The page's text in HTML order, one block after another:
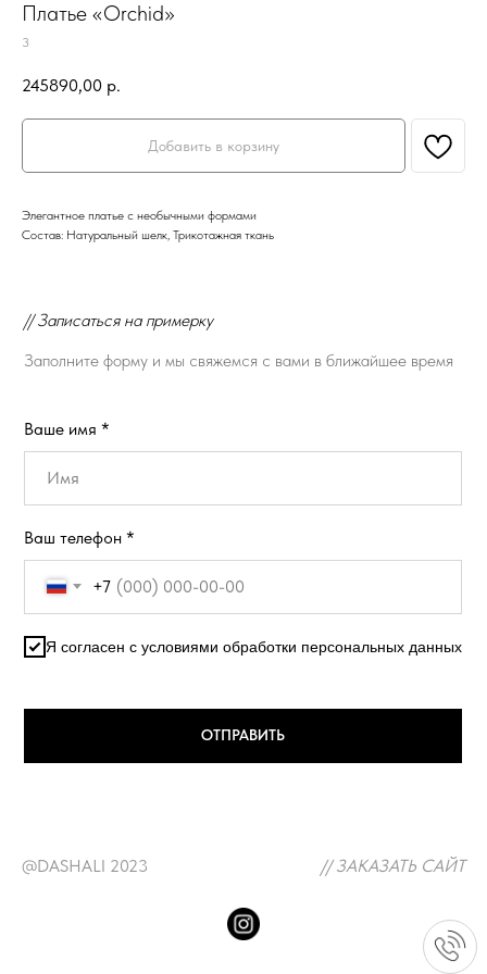
Платье «Orchid»
3
245890,00 р.
Добавить в корзину
Элегантное платье с необычными формами
Состав: Натуральный шелк, Трикотажная ткань
// Записаться на примерку
Ваше имя *
Ваш телефон *
ОТПРАВИТЬ
+7
Я согласен с условиями обработки персональных данных
Заполните форму и мы свяжемся с вами в ближайшее время
@DASHALI 2023 // ЗАКАЗАТЬ САЙТ